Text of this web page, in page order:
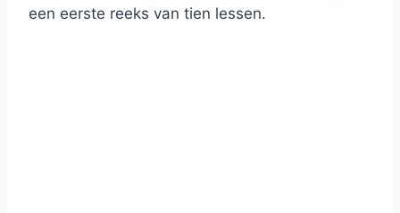
een eerste reeks van tien lessen.